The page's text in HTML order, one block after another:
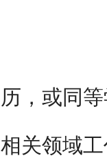
，或同
关领域